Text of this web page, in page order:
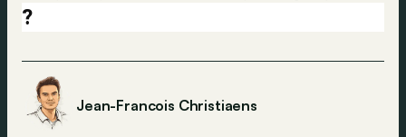
?
Jean-Francois Christiaens